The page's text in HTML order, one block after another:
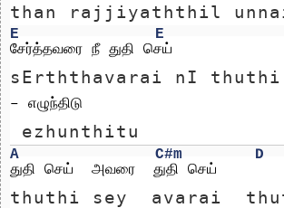
than rajjiyaththil
E
E
சேர்த்தவரை நீ துதி செய்
sErththavarai nI
– எழுந்திடு
ezhunthitu
A C#m
D
துதி செய்  அவரை  துதி செய்
thuthi sey  avarai